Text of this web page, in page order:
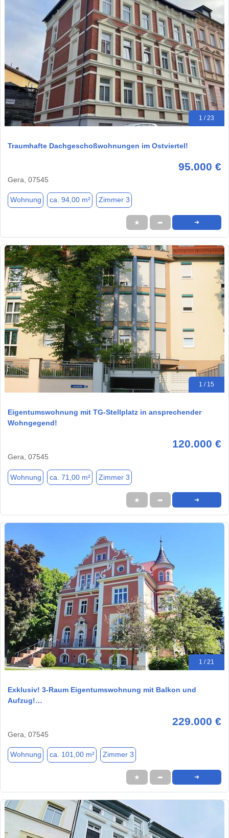
1 / 23
Traumhafte Dachgeschoßwohnungen im Ostviertel!
95.000 €
Gera, 07545
Wohnung ca. 94,00 m² Zimmer 3
★ ➦ ➜
1 / 15
Eigentumswohnung mit TG-Stellplatz in ansprechender
Wohngegend!
120.000 €
Gera, 07545
Wohnung ca. 71,00 m² Zimmer 3
★ ➦ ➜
1 / 21
Exklusiv! 3-Raum Eigentumswohnung mit Balkon und
Aufzug!…
229.000 €
Gera, 07545
Wohnung ca. 101,00 m² Zimmer 3
★ ➦ ➜